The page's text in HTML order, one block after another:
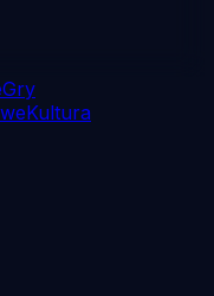
Gry
Kultura